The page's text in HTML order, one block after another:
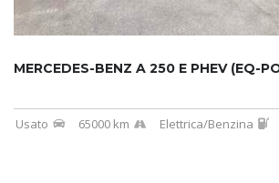
Usato 65000 km Elettrica/Benzina